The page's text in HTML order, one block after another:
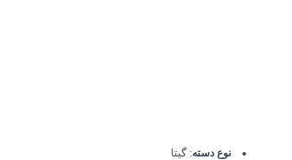
نوع دسته: گیتا